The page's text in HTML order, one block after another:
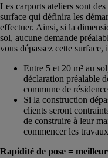
Les carports ateliers sont
surface qui définira les
effectuer. Ainsi, si la
sol, aucune demande
vous dépassez cette
Entre 5 et 20 m² au
déclaration préalable
commune de
Si la construction
clients seront
de construire à leur
commencer les
Rapidité de pose =